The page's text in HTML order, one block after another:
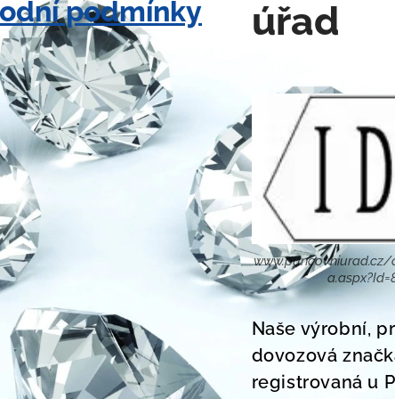
podmínky úřad
Naše výrobní,
dovozová
registrovaná u